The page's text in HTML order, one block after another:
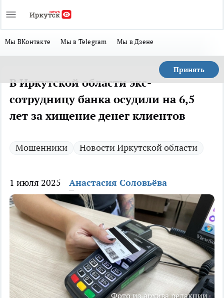
Мы ВКонтакте Мы в Telegram Мы в Дзене
Принять
В Иркутской области экс-
сотрудницу банка осудили на 6,5
лет за хищение денег клиентов
Мошенники Новости Иркутской области
1 июля 2025 Анастасия Соловьёва
Фото из архива редакции